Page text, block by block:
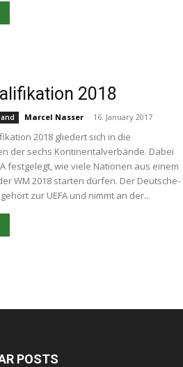
2018
Marcel Nasser - 16. January 2017
2018 gliedert sich in die
der sechs Kontinentalverbände. Dabei
festgelegt, wie viele Nationen aus einem
WM 2018 starten dürfen. Der Deutsche-
zur UEFA und nimmt an der...
POSTS